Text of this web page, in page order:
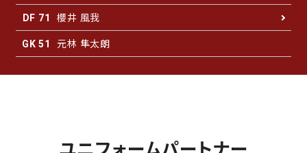
DF 71 櫻井 風我
GK 51 元林 隼太朗
ユニフォームパートナー